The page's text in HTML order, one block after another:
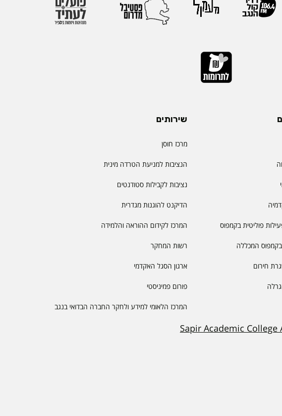
פוליטית בקמפוס
המכללה
חירום
שירותים
מרכז חוסן
הנציבות למניעת הטרדה מינית
נציבות לקבילות סטודנטים
הדיקנט להוגנות מגדרית
המרכז לקידום ההוראה והלמידה
רשות המחקר
ארגון הסגל האקדמי
פורום פמיניסטי
המרכז הלאומי למידע ולחקר החברה הבדואי בנגב
Sapir Academic